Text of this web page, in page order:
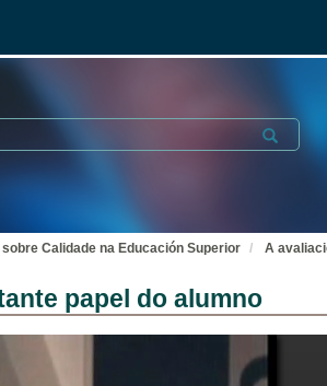
Submit
Calidade na Educación Superior A
papel do alumno